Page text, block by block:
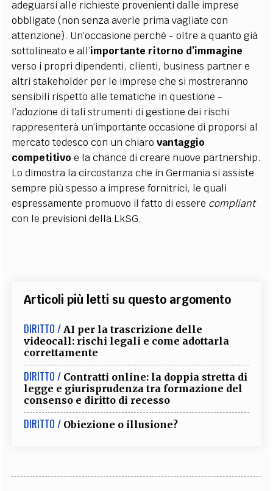
adeguarsi alle richieste provenienti dalle imprese
obbligate (non senza averle prima vagliate con
attenzione). Un’occasione perché - oltre a quanto già
sottolineato e all’importante ritorno d’immagine
verso i propri dipendenti, clienti, business partner e
altri stakeholder per le imprese che si mostreranno
sensibili rispetto alle tematiche in questione -
l’adozione di tali strumenti di gestione dei rischi
rappresenterà un’importante occasione di proporsi al
mercato tedesco con un chiarovantaggio
competitivo e la chance di creare nuove partnership.
Lo dimostra la circostanza che in Germania si assiste
sempre più spesso a imprese fornitrici, le quali
espressamente promuovo il fatto di essere compliant
con le previsioni della LkSG.
Articoli più letti su questo argomento
DIRITTO / AI per la trascrizione delle
videocall: rischi legali e come adottarla
correttamente
DIRITTO / Contratti online: la doppia stretta di
legge e giurisprudenza tra formazione del
consenso e diritto di recesso
DIRITTO / Obiezione o illusione?